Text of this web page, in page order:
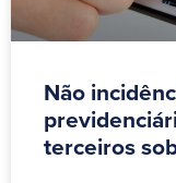
Não
terceiros